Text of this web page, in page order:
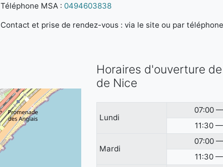
Téléphone MSA : 0494603838
Contact et prise de rendez-vous : via le site ou par téléphone
Horaires d'ouverture
de Nice
Lundi
07:00
11:30
Mardi
07:00
11:30